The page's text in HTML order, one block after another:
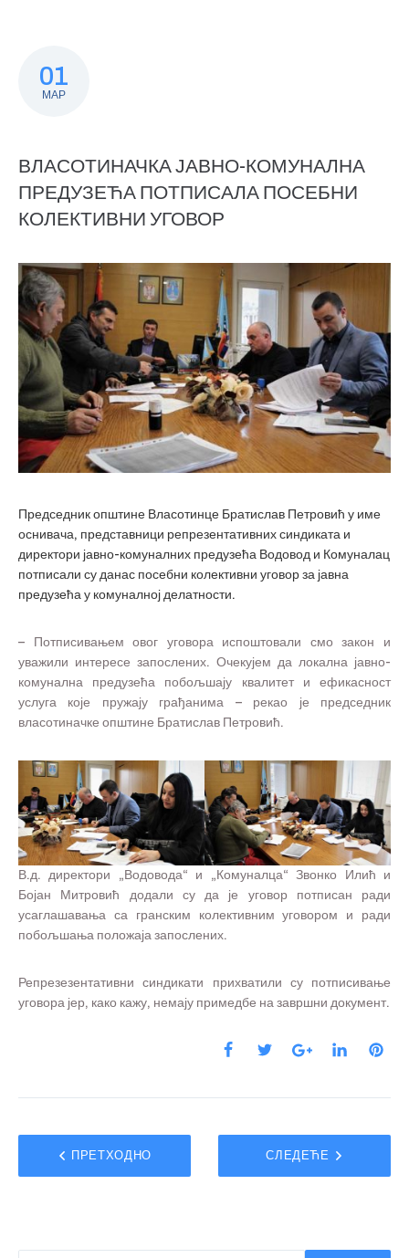
01
МАР
ВЛАСОТИНАЧКА ЈАВНО-КОМУНАЛНА
ПРЕДУЗЕЋА ПОТПИСАЛА ПОСЕБНИ
КОЛЕКТИВНИ УГОВОР
Председник општине Власотинце Братислав Петровић у име
оснивача, представници репрезентативних синдиката и
директори јавно-комуналних предузећа Водовод и Комуналац
потписали су данас посебни колективни уговор за јавна
предузећа у комуналној делатности.
– Потписивањем овог уговора испоштовали смо закон и
уважили интересе запослених. Очекујем да локална јавно-
комунална предузећа побољшају квалитет и ефикасност
услуга које пружају грађанима – рекао је председник
власотиначке општине Братислав Петровић.
В.д. директори „Водовода“ и „Комуналца“ Звонко Илић и
Бојан Митровић додали су да је уговор потписан ради
усаглашавања са гранским колективним уговором и ради
побољшања положаја запослених.
Репрезезентативни синдикати прихватили су потписивање
уговора јер, како кажу, немају примедбе на завршни документ.
ПРЕТХОДНО СЛЕДЕЋЕ